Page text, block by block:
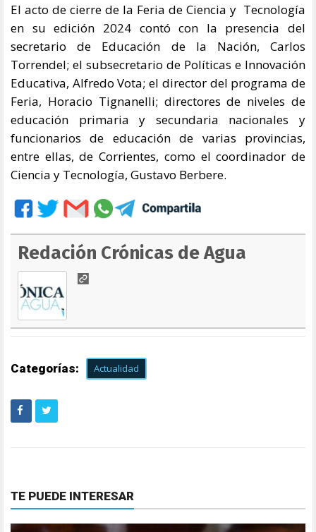
El acto de cierre de la Feria de Ciencia y Tecnología
en su edición 2024 contó con la presencia del
secretario de Educación de la Nación, Carlos
Torrendel; el subsecretario de Políticas e Innovación
Educativa, Alfredo Vota; el director del programa de
Feria, Horacio Tignanelli; directores de niveles de
educación primaria y secundaria nacionales y
funcionarios de educación de varias provincias,
entre ellas, de Corrientes, como el coordinador de
Ciencia y Tecnología, Gustavo Berbere.
Redación Crónicas de Agua
Categorías: Actualidad
TE PUEDE INTERESAR